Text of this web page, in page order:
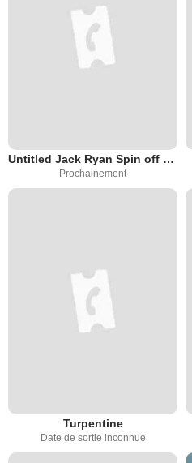
Untitled Jack Ryan Spin off about Ding Chavez
Prochainement
Turpentine
Date de sortie inconnue